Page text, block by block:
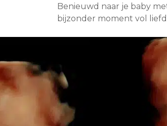
Benieuwd naar je baby
bijzonder moment vol